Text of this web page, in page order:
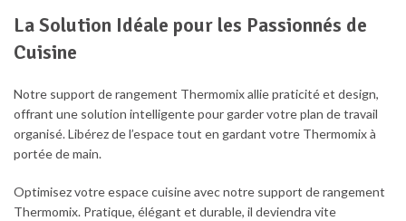
La Solution Idéale pour les Passionnés de
Cuisine
Notre support de rangement Thermomix allie praticité et design,
offrant une solution intelligente pour garder votre plan de travail
organisé. Libérez de l’espace tout en gardant votre Thermomix à
portée de main.
Optimisez votre espace cuisine avec notre support de rangement
Thermomix. Pratique, élégant et durable, il deviendra vite